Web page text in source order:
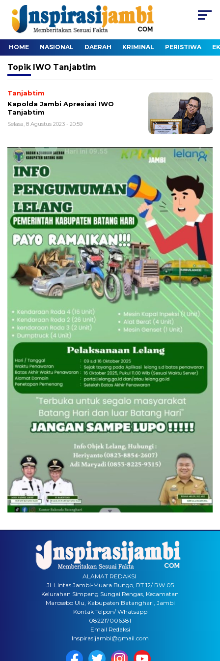
HOME NASIONAL DAERAH KRIMINAL PERISTIWA
Topik IWO Tanjabtim
Tanjabtim
Kapolda Jambi Apresiasi IWO
Tanjabtim
Selasa, 8 Agustus 2023 - 20:59
ALAMAT REDAKSI
Jl. Lintas Jambi-Muara Bungo, RT 12/ RW 05
Kelurahan Simpang Sungai Rengas, Kecamatan
Marosebo Ulu, Kabupaten Batanghari, Jambi
Kontak Telpon/ Whatsapp
082217006381
Email Redaksi
Inspirasijambi@gmail.com